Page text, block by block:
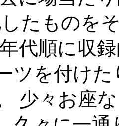
したものを
代順に収
ツを付け
少々お座